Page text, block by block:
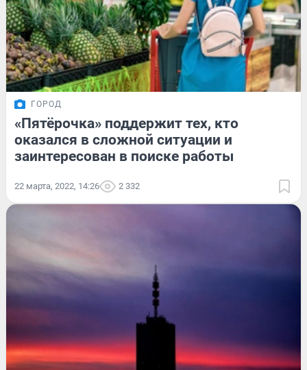
ГОРОД
«Пятёрочка» поддержит тех, кто
оказался в сложной ситуации и
заинтересован в поиске работы
22 марта, 2022, 14:26 2 332